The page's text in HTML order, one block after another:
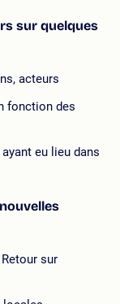
sur quelques
acteurs
fonction des
eu lieu dans
sur